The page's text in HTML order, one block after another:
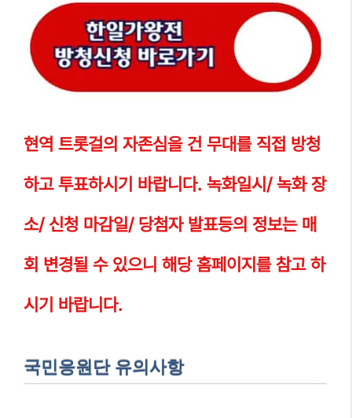
현역 트롯걸의 자존심을 건 무대를 직접 방청
하고 투표하시기 바랍니다. 녹화일시/ 녹화 장
소/ 신청 마감일/ 당첨자 발표등의 정보는 매
회 변경될 수 있으니 해당 홈페이지를 참고 하
시기 바랍니다.
국민응원단 유의사항